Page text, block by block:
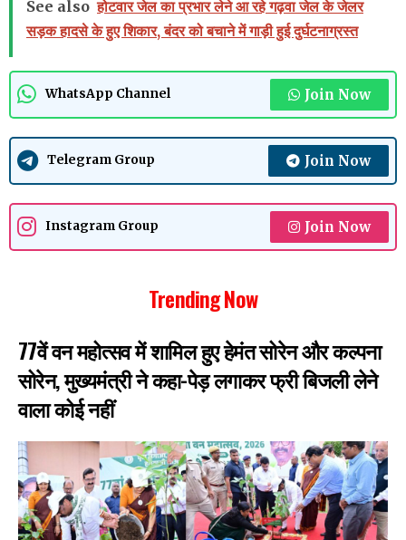
See also होटवार जेल का प्रभार लेने आ रहे गढ़वा जेल के जेलर
सड़क हादसे के हुए शिकार, बंदर को बचाने में गाड़ी हुई दुर्घटनाग्रस्त
WhatsApp Channel Join Now
Telegram Group Join Now
Instagram Group Join Now
Trending Now
77वें वन महोत्सव में शामिल हुए हेमंत सोरेन और कल्पना
सोरेन, मुख्यमंत्री ने कहा-पेड़ लगाकर फ्री बिजली लेने
वाला कोई नहीं